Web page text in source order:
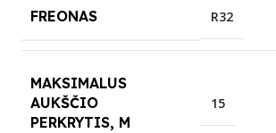
FREONAS R32
MAKSIMALUS
AUKŠČIO
PERKRYTIS, M
15